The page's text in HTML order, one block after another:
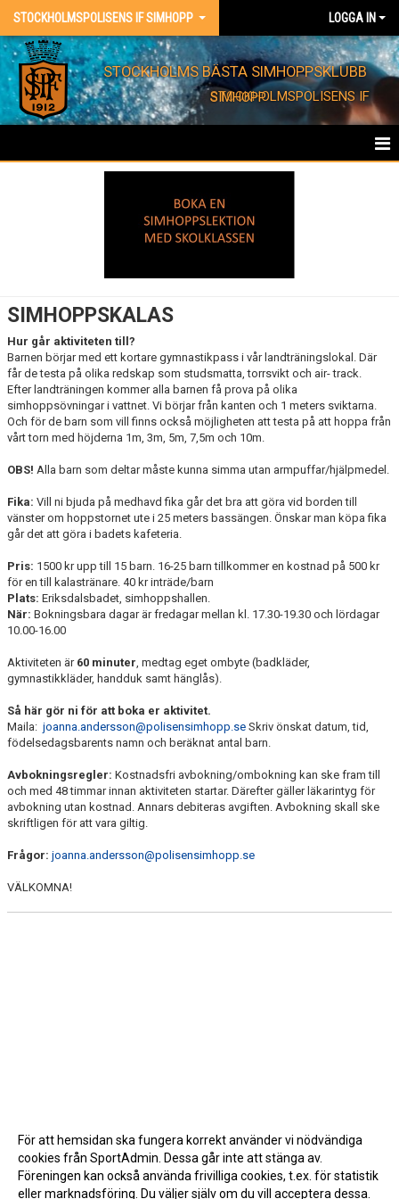
STOCKHOLMSPOLISENS IF SIMHOPP LOGGA IN
STOCKHOLMS BÄSTA SIMHOPPSKLUBB
STOCKHOLMSPOLISENS IF SIMHOPP
BARNKALAS
SIMHOPPS-KALAS
GYMNASTIK-KALAS
SKOLOR/FÖRENINGAR
PRESENTKORT
SIMHOPPSKALAS
Hur går aktiviteten till?
Barnen börjar med ett kortare gymnastikpass i vår landträningslokal. Där
får de testa på olika redskap som studsmatta, torrsvikt och air- track.
Efter landträningen kommer alla barnen få prova på olika
simhoppsövningar i vattnet. Vi börjar från kanten och 1 meters sviktarna.
Och för de barn som vill finns också möjligheten att testa på att hoppa från
vårt torn med höjderna 1m, 3m, 5m, 7,5m och 10m.
OBS! Alla barn som deltar måste kunna simma utan armpuffar/hjälpmedel.
Fika: Vill ni bjuda på medhavd fika går det bra att göra vid borden till
vänster om hoppstornet ute i 25 meters bassängen. Önskar man köpa fika
går det att göra i badets kafeteria.
Pris: 1500 kr upp till 15 barn. 16-25 barn tillkommer en kostnad på 500 kr
för en till kalastränare. 40 kr inträde/barn
Plats: Eriksdalsbadet, simhoppshallen.
När: Bokningsbara dagar är fredagar mellan kl. 17.30-19.30 och lördagar
10.00-16.00
Aktiviteten är 60 minuter, medtag eget ombyte (badkläder,
gymnastikkläder, handduk samt hänglås).
Så här gör ni för att boka er aktivitet.
Maila: joanna.andersson@polisensimhopp.se Skriv önskat datum, tid,
födelsedagsbarents namn och beräknat antal barn.
Avbokningsregler: Kostnadsfri avbokning/ombokning kan ske fram till
och med 48 timmar innan aktiviteten startar. Därefter gäller läkarintyg för
avbokning utan kostnad. Annars debiteras avgiften. Avbokning skall ske
skriftligen för att vara giltig.
Frågor: joanna.andersson@polisensimhopp.se
VÄLKOMNA!
För att hemsidan ska fungera korrekt använder vi nödvändiga
cookies från SportAdmin. Dessa går inte att stänga av.
Föreningen kan också använda frivilliga cookies, t.ex. för statistik
eller marknadsföring. Du väljer själv om du vill acceptera dessa.